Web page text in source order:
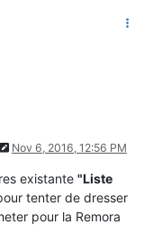
Nov 6, 2016, 12:56 PM
existante "Liste
tenter de dresser
pour la Remora